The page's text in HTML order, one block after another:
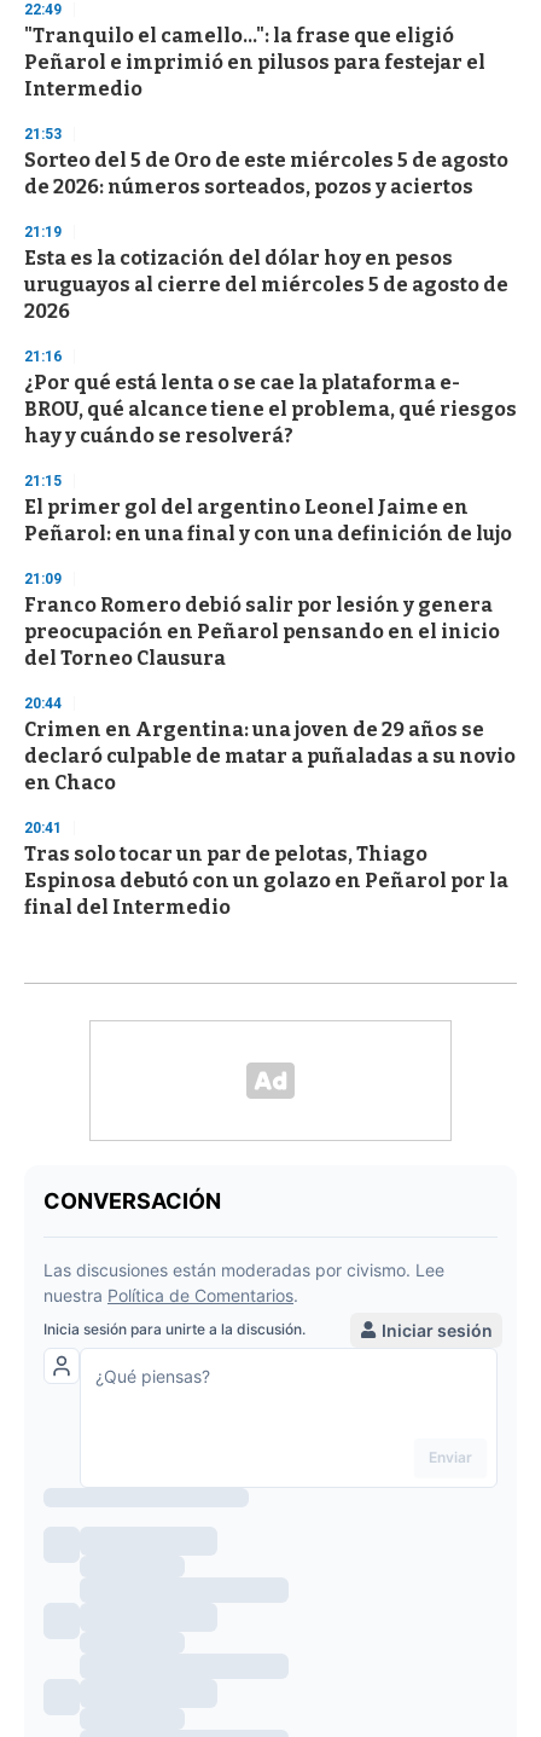
d
s
o
f
3
s
e
c
o
d
s
22:49
"Tranquilo el camello...": la frase que eligió
Peñarol e imprimió en pilusos para festejar el
Intermedio
21:53
Sorteo del 5 de Oro de este miércoles 5 de agosto
de 2026: números sorteados, pozos y aciertos
21:19
Esta es la cotización del dólar hoy en pesos
uruguayos al cierre del miércoles 5 de agosto de
2026
21:16
¿Por qué está lenta o se cae la plataforma e-
BROU, qué alcance tiene el problema, qué riesgos
hay y cuándo se resolverá?
21:15
El primer gol del argentino Leonel Jaime en
Peñarol: en una final y con una definición de lujo
21:09
Franco Romero debió salir por lesión y genera
preocupación en Peñarol pensando en el inicio
del Torneo Clausura
20:44
Crimen en Argentina: una joven de 29 años se
declaró culpable de matar a puñaladas a su novio
en Chaco
20:41
Tras solo tocar un par de pelotas, Thiago
Espinosa debutó con un golazo en Peñarol por la
final del Intermedio